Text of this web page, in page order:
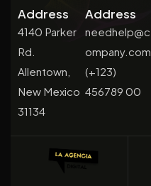
Address
4140 Parker
Rd.
Allentown,
New Mexico
31134
Address
needhelp@c
ompany.com
(+123)
456789 00